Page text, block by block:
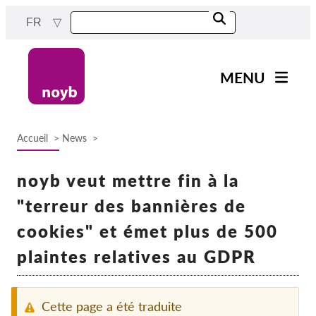
content
FR
MENU
Projets
Reports & Resources
Exercise your rights!
Accueil News
noyb veut mettre fin à la
"terreur des bannières de
cookies" et émet plus de 500
plaintes relatives au GDPR
Cette page a été traduite